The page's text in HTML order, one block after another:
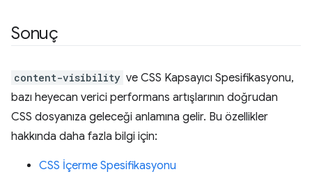
Sonuç
content-visibility ve CSS Kapsayıcı Spesifikasyonu,
bazı heyecan verici performans artışlarının doğrudan
CSS dosyanıza geleceği anlamına gelir. Bu özellikler
hakkında daha fazla bilgi için:
CSS İçerme Spesifikasyonu